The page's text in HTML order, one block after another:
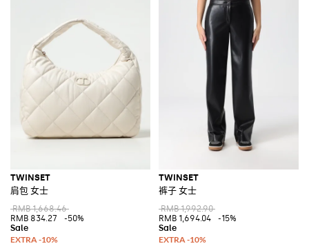
TWINSET
肩包 女士
RMB 1,668.46
RMB 834.27
-50%
TWINSET
裤子 女士
RMB 1,992.90
RMB 1,694.04
-15%